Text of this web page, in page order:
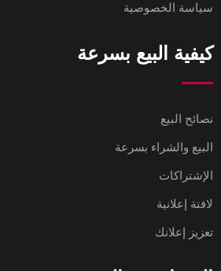
سياسة الخصوصية
كيفية البيع بسرعة
نصائح البيع
البيع والشراء بسرعة
الإشتراكات
لافتة إعلانية
تعزيز إعلانك